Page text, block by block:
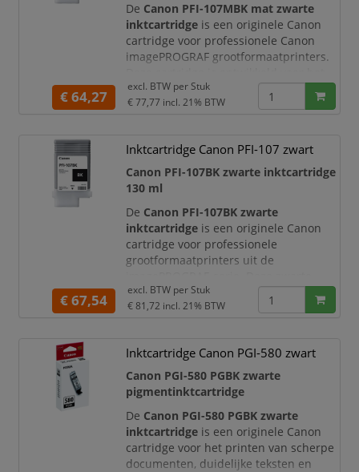
De Canon PFI-107MBK mat zwarte
inktcartridge is een originele Canon
cartridge voor professionele Canon
imagePROGRAF grootformaatprinters.
maken van scherpe, nauwkeurige en
duurzame afdrukken met diepe
Met een inhoud van
originele Canon PFI-107MBK cartridge
geschikt voor pr
€ 64,27
excl. BTW per Stuk
€ 77,77 incl. 21% BTW
Inktcartridge Canon PFI-107 zwart
Canon PFI-107BK zwarte inktcartridge
130 ml
De Canon PFI-107BK zwarte
inktcartridge is een originele Canon
cartridge voor professionele
grootformaatprinters uit de
cartridge is ontwikkeld voor het printen
van scherpe technische tekeningen,
afdrukken.
De cartridge bevat130 ml originele
Canon pigmentinkten levert diepe
zwarttinten, strakke
€ 67,54
excl. BTW per Stuk
€ 81,72 incl. 21% BTW
Inktcartridge Canon PGI-580 zwart
Canon PGI-580 PGBK zwarte
pigmentinktcartridge
De Canon PGI-580 PGBK zwarte
inktcartridge is een originele Canon
cartridge voor het printen van scherpe
documenten, duidelijke teksten en